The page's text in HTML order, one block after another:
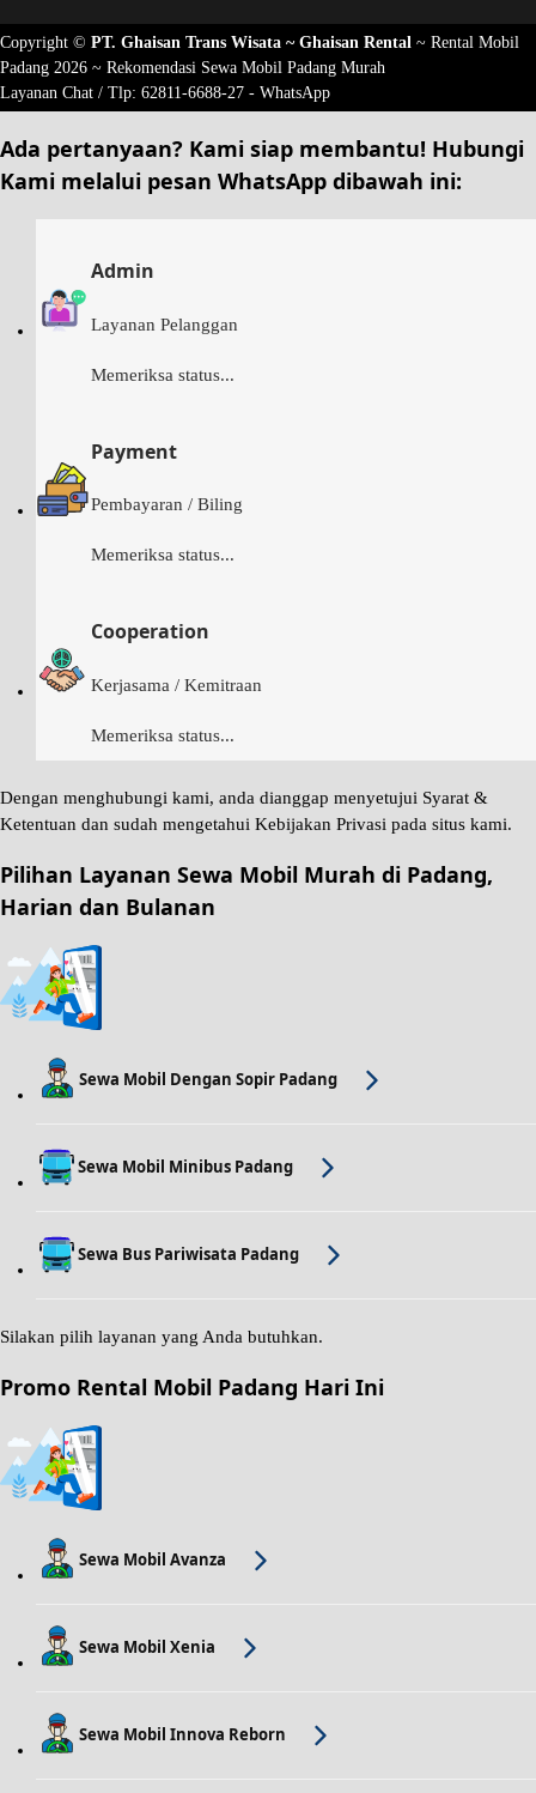
Copyright © PT. Ghaisan Trans Wisata ~ Ghaisan Rental ~ Rental Mobil
Padang 2026 ~ Rekomendasi Sewa Mobil Padang Murah
Layanan Chat / Tlp: 62811-6688-27 - WhatsApp
Ada pertanyaan? Kami siap membantu! Hubungi
Kami melalui pesan WhatsApp dibawah ini:
Admin
Layanan Pelanggan
Memeriksa status...
Payment
Pembayaran / Biling
Memeriksa status...
Cooperation
Kerjasama / Kemitraan
Memeriksa status...
Dengan menghubungi kami, anda dianggap menyetujui Syarat &
Ketentuan dan sudah mengetahui Kebijakan Privasi pada situs kami.
Pilihan Layanan Sewa Mobil Murah di Padang,
Harian dan Bulanan
Sewa Mobil Dengan Sopir Padang
Sewa Mobil Minibus Padang
Sewa Bus Pariwisata Padang
Silakan pilih layanan yang Anda butuhkan.
Promo Rental Mobil Padang Hari Ini
Sewa Mobil Avanza
Sewa Mobil Xenia
Sewa Mobil Innova Reborn